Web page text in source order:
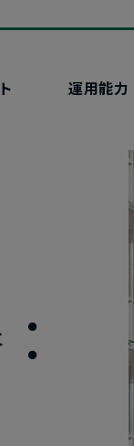
運用能力
究所が​提供する​イ
プライベートエ
ポートフォリオに​非